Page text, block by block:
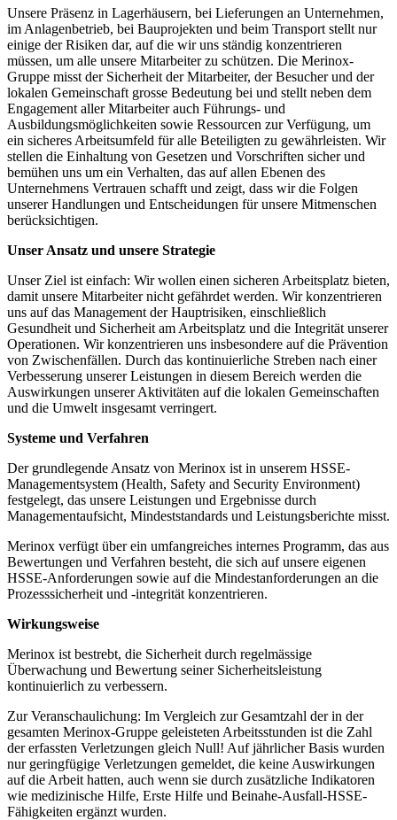
Unsere Präsenz in Lagerhäusern, bei Lieferungen an Unternehmen,
im Anlagenbetrieb, bei Bauprojekten und beim Transport stellt nur
einige der Risiken dar, auf die wir uns ständig konzentrieren
müssen, um alle unsere Mitarbeiter zu schützen. Die Merinox-
Gruppe misst der Sicherheit der Mitarbeiter, der Besucher und der
lokalen Gemeinschaft grosse Bedeutung bei und stellt neben dem
Engagement aller Mitarbeiter auch Führungs- und
Ausbildungsmöglichkeiten sowie Ressourcen zur Verfügung, um
ein sicheres Arbeitsumfeld für alle Beteiligten zu gewährleisten. Wir
stellen die Einhaltung von Gesetzen und Vorschriften sicher und
bemühen uns um ein Verhalten, das auf allen Ebenen des
Unternehmens Vertrauen schafft und zeigt, dass wir die Folgen
unserer Handlungen und Entscheidungen für unsere Mitmenschen
berücksichtigen.
Unser Ansatz und unsere Strategie
Unser Ziel ist einfach: Wir wollen einen sicheren Arbeitsplatz bieten,
damit unsere Mitarbeiter nicht gefährdet werden. Wir konzentrieren
uns auf das Management der Hauptrisiken, einschließlich
Gesundheit und Sicherheit am Arbeitsplatz und die Integrität unserer
Operationen. Wir konzentrieren uns insbesondere auf die Prävention
von Zwischenfällen. Durch das kontinuierliche Streben nach einer
Verbesserung unserer Leistungen in diesem Bereich werden die
Auswirkungen unserer Aktivitäten auf die lokalen Gemeinschaften
und die Umwelt insgesamt verringert.
Systeme und Verfahren
Der grundlegende Ansatz von Merinox ist in unserem HSSE-
Managementsystem (Health, Safety and Security Environment)
festgelegt, das unsere Leistungen und Ergebnisse durch
Managementaufsicht, Mindeststandards und Leistungsberichte misst.
Merinox verfügt über ein umfangreiches internes Programm, das aus
Bewertungen und Verfahren besteht, die sich auf unsere eigenen
HSSE-Anforderungen sowie auf die Mindestanforderungen an die
Prozesssicherheit und -integrität konzentrieren.
Wirkungsweise
Merinox ist bestrebt, die Sicherheit durch regelmässige
Überwachung und Bewertung seiner Sicherheitsleistung
kontinuierlich zu verbessern.
Zur Veranschaulichung: Im Vergleich zur Gesamtzahl der in der
gesamten Merinox-Gruppe geleisteten Arbeitsstunden ist die Zahl
der erfassten Verletzungen gleich Null! Auf jährlicher Basis wurden
nur geringfügige Verletzungen gemeldet, die keine Auswirkungen
auf die Arbeit hatten, auch wenn sie durch zusätzliche Indikatoren
wie medizinische Hilfe, Erste Hilfe und Beinahe-Ausfall-HSSE-
Fähigkeiten ergänzt wurden.